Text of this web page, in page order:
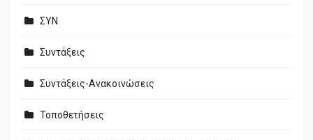
ΣΥΝ
Συντάξεις
Συντάξεις-Ανακοινώσεις
Τοποθετήσεις